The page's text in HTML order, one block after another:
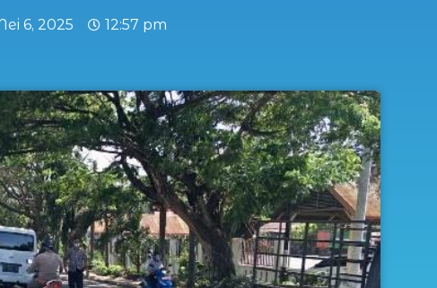
6, 2025 12:57 pm